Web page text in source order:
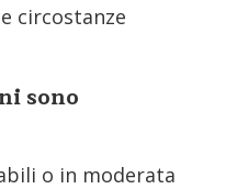
circostanze
sono
o in moderata